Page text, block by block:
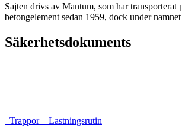
Sajten drivs av Mantum, som har transporterat
betongelement sedan 1959, dock under
Säkerhetsdokuments
Trappor – Lastningsrutin